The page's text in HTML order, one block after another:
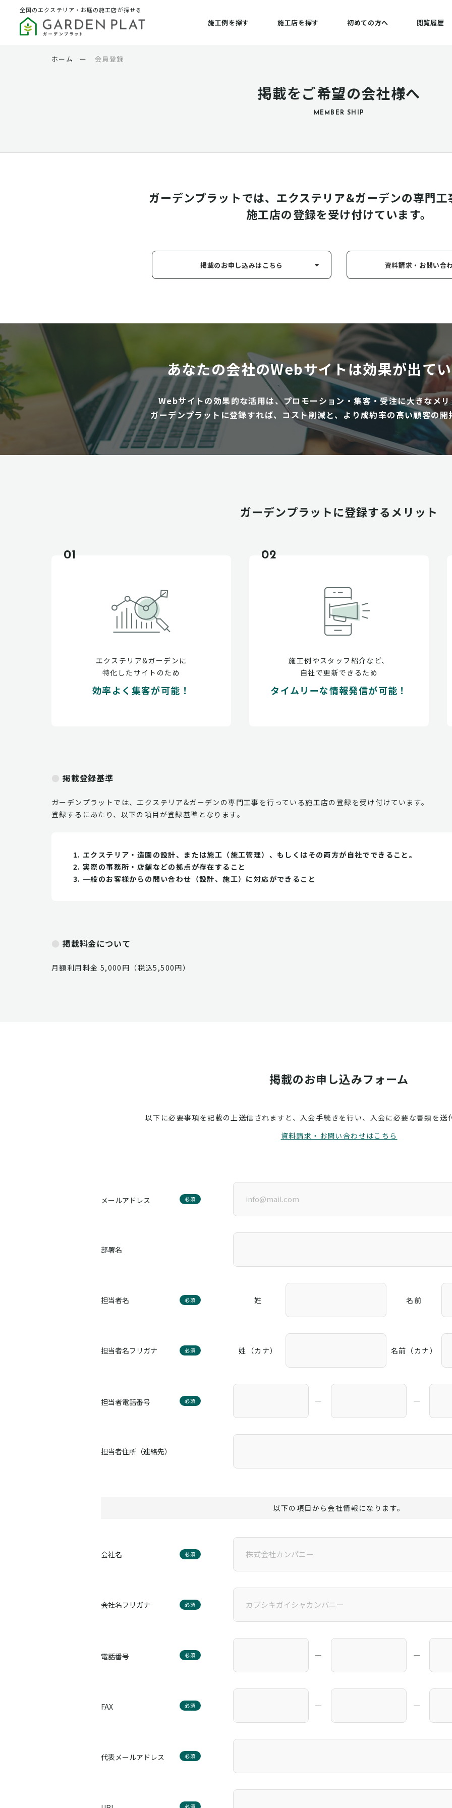
全国のエクステリア・お庭の施工店が探せる
施工例を探す 施工店を探す 初めての方へ 閲覧履歴
掲載をご希望の会社様へ
MEMBER SHIP
ホーム ー 会員登録
ガーデンプラットでは、エクステリア&ガーデンの専門工
施工店の登録を受け付けています。
掲載のお申し込みはこちら 資料請求・お問い合
あなたの会社のWebサイトは効果が出て
Webサイトの効果的な活用は、プロモーション・集客・受注に大きなメ
ガーデンプラットに登録すれば、コスト削減と、より成約率の高い顧客の開
ガーデンプラットに登録するメリット
01
エクステリア&ガーデンに
特化したサイトのため
効率よく集客が可能！
02
施工例やスタッフ紹介など、
自社で更新できるため
タイムリーな情報発信が可能！
掲載登録基準
ガーデンプラットでは、エクステリア&ガーデンの専門工事を行っている施工店の登録を受け付けています。
登録するにあたり、以下の項目が登録基準となります。
エクステリア・造園の設計、または施工（施工管理）、もしくはその両方が自社でできること。
実際の事務所・店舗などの拠点が存在すること
一般のお客様からの問い合わせ（設計、施工）に対応ができること
掲載料金について
月額利用料金 5,000円（税込5,500円）
掲載のお申し込みフォーム
以下に必要事項を記載の上送信されますと、入会手続きを行い、入会に必要な書類を送
資料請求・お問い合わせはこちら
メールアドレス 必須
部署名
担当者名 必須 姓 名前
担当者名フリガナ 必須 姓（カナ） 名前（カナ）
担当者電話番号 必須 ― ―
担当者住所（連絡先）
以下の項目から会社情報になります。
会社名 必須
会社名フリガナ 必須
電話番号 必須 ― ―
FAX 必須 ― ―
代表メールアドレス 必須
必須